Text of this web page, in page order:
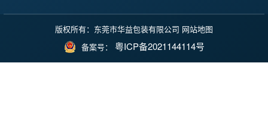
版权所有：东莞市华益包装有限公司 网站地图
备案号： 粤ICP备2021144114号